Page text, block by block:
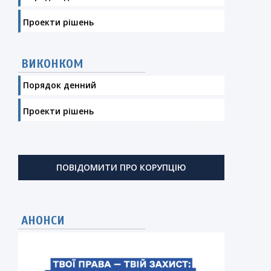
Проекти рішень
ВИКОНКОМ
Порядок денний
Проекти рішень
ПОВІДОМИТИ ПРО КОРУПЦІЮ
АНОНСИ